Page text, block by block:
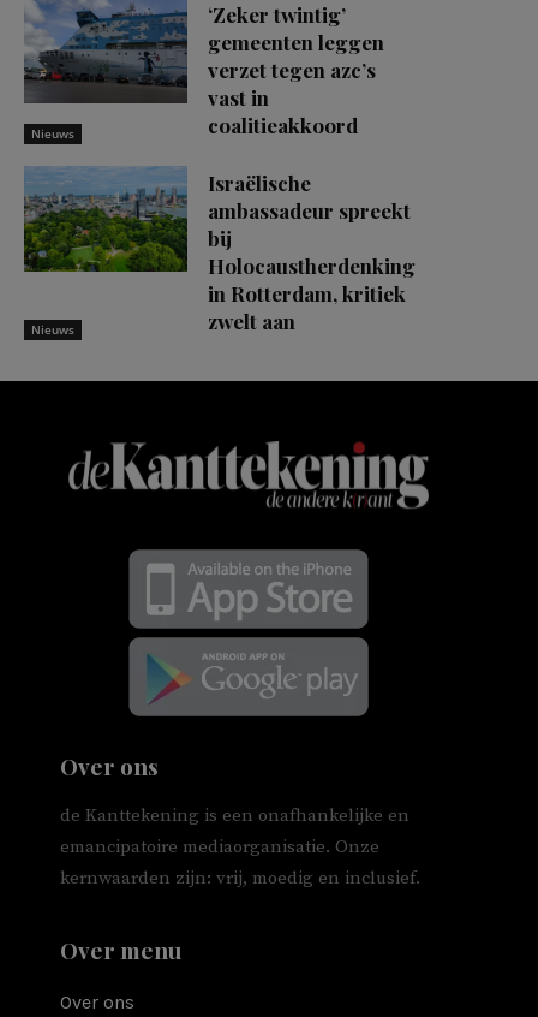
Nieuws
‘Zeker twintig’
gemeenten leggen
verzet tegen azc’s
vast in
coalitieakkoord
Nieuws
Israëlische
ambassadeur spreekt
bij
Holocaustherdenking
in Rotterdam, kritiek
zwelt aan
Over ons
de Kanttekening is een onafhankelijke en
emancipatoire mediaorganisatie. Onze
kernwaarden zijn: vrij, moedig en inclusief.
Over menu
Over ons